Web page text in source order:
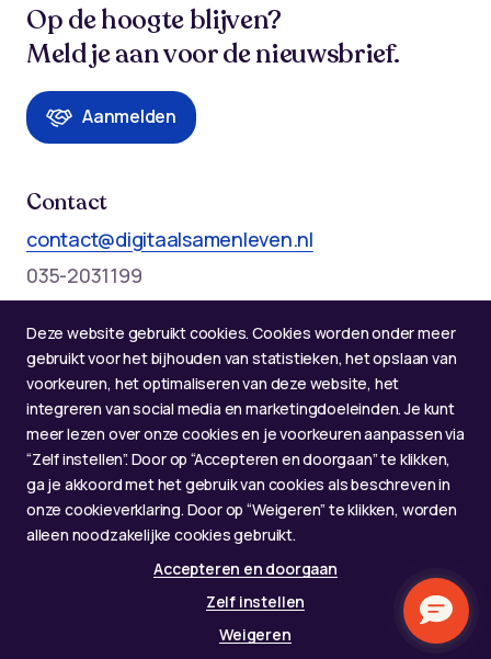
Deze website gebruikt cookies. Cookies worden onder meer
gebruikt voor het bijhouden van statistieken, het opslaan van
voorkeuren, het optimaliseren van deze website, het
integreren van social media en marketingdoeleinden. Je kunt
meer lezen over onze cookies en je voorkeuren aanpassen via
“Zelf instellen”. Door op “Accepteren en doorgaan” te klikken,
ga je akkoord met het gebruik van cookies als beschreven in
onze cookieverklaring. Door op “Weigeren” te klikken, worden
alleen noodzakelijke cookies gebruikt.
Accepteren en doorgaan
Zelf instellen
Weigeren
Op de hoogte blijven?
Meld je aan voor de nieuwsbrief.
Aanmelden
Contact
contact@digitaalsamenleven.nl
035-2031199
Maandag t/m donderdag: 09:00 - 12:00 en 13:00 - 17:00
Afspraken over privacy en gebruik